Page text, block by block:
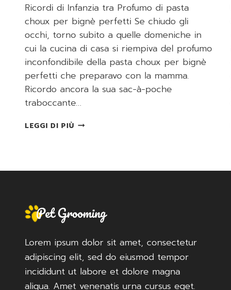
Ricordi di Infanzia tra Profumo di pasta
choux per bignè perfetti Se chiudo gli
occhi, torno subito a quelle domeniche in
cui la cucina di casa si riempiva del profumo
inconfondibile della pasta choux per bignè
perfetti che preparavo con la mamma.
Ricordo ancora la sua sac-à-poche
traboccante…
LEGGI DI PIÙ PASTA
Lorem ipsum dolor sit amet, consectetur
adipiscing elit, sed do eiusmod tempor
incididunt ut labore et dolore magna
aliqua. Amet venenatis urna cursus eget.